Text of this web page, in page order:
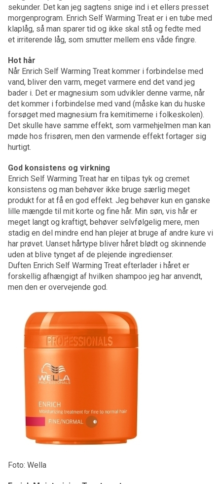
sekunder. Det kan jeg sagtens snige ind i et ellers presset
morgenprogram. Enrich Self Warming Treat er i en tube med
klaplåg, så man sparer tid og ikke skal stå og fedte med
et irriterende låg, som smutter mellem ens våde fingre.
Hot hår
Når Enrich Self Warming Treat kommer i forbindelse med
vand, bliver den varm, meget varmere end det vand jeg
bader i. Det er magnesium som udvikler denne varme, når
det kommer i forbindelse med vand (måske kan du huske
forsøget med magnesium fra kemitimerne i folkeskolen).
Det skulle have samme effekt, som varmehjelmen man kan
møde hos frisøren, men den varmende effekt fortager sig
hurtigt.
God konsistens og virkning
Enrich Self Warming Treat har en tilpas tyk og cremet
konsistens og man behøver ikke bruge særlig meget
produkt for at få en god effekt. Jeg behøver kun en ganske
lille mængde til mit korte og fine hår. Min søn, vis hår er
meget langt og kraftigt, behøver selvfølgelig mere, men
stadig en del mindre end han plejer at bruge af andre kure vi
har prøvet. Uanset hårtype bliver håret blødt og skinnende
uden at blive tynget af de plejende ingredienser.
Duften Enrich Self Warming Treat efterlader i håret er
forskellig afhængigt af hvilken shampoo jeg har anvendt,
men den er overvejende god.
Foto: Wella